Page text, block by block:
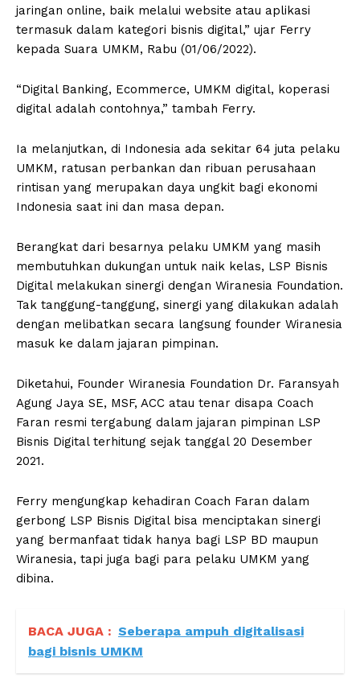
jaringan online, baik melalui website atau aplikasi
termasuk dalam kategori bisnis digital,” ujar Ferry
kepada Suara UMKM, Rabu (01/06/2022).
“Digital Banking, Ecommerce, UMKM digital, koperasi
digital adalah contohnya,” tambah Ferry.
Ia melanjutkan, di Indonesia ada sekitar 64 juta pelaku
UMKM, ratusan perbankan dan ribuan perusahaan
rintisan yang merupakan daya ungkit bagi ekonomi
Indonesia saat ini dan masa depan.
Berangkat dari besarnya pelaku UMKM yang masih
membutuhkan dukungan untuk naik kelas, LSP Bisnis
Digital melakukan sinergi dengan Wiranesia Foundation.
Tak tanggung-tanggung, sinergi yang dilakukan adalah
dengan melibatkan secara langsung founder Wiranesia
masuk ke dalam jajaran pimpinan.
Diketahui, Founder Wiranesia Foundation Dr. Faransyah
Agung Jaya SE, MSF, ACC atau tenar disapa Coach
Faran resmi tergabung dalam jajaran pimpinan LSP
Bisnis Digital terhitung sejak tanggal 20 Desember
2021.
Ferry mengungkap kehadiran Coach Faran dalam
gerbong LSP Bisnis Digital bisa menciptakan sinergi
yang bermanfaat tidak hanya bagi LSP BD maupun
Wiranesia, tapi juga bagi para pelaku UMKM yang
dibina.
BACA JUGA : Seberapa ampuh digitalisasi
bagi bisnis UMKM